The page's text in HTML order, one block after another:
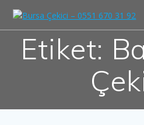
to
Etiket: